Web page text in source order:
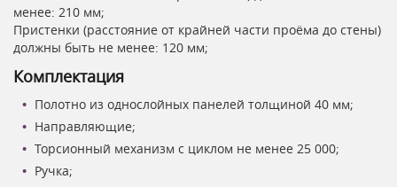
менее: 210 мм;
Пристенки (расстояние от крайней части проёма до стены)
должны быть не менее: 120 мм;
Комплектация
Полотно из однослойных панелей толщиной 40 мм;
Направляющие;
Торсионный механизм с циклом не менее 25 000;
Ручка;